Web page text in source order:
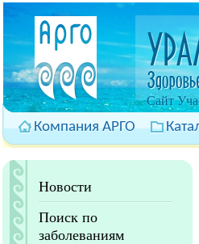
Cайт
Компания АРГО
Новости
Поиск по
заболеваниям